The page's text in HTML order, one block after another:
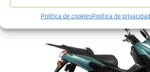
Política de cookiesPolítica de privacidad